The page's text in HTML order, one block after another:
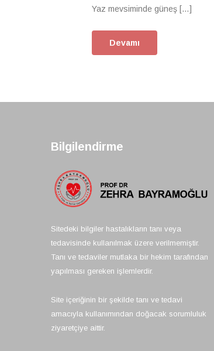
Yaz mevsiminde güneş […]
Devamı
Bilgilendirme
Sitedeki bilgiler hastalıkların tanı veya
tedavisinde kullanılmak üzere verilmemiştir.
Tanı ve tedaviler mutlaka bir hekim tarafından
yapılması gereken işlemlerdir.
Site içeriğinin bir şekilde tanı ve tedavi
amacıyla kullanımından doğacak sorumluluk
ziyaretçiye aittir.